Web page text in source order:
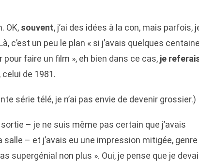
OK, souvent, j’ai des idées à la con, mais parfois,
c’est un peu le plan « si j’avais quelques
pour faire un film », eh bien dans ce cas, je
celui de 1981.
série télé, je n’ai pas envie de devenir grossier.)
– je ne suis même pas certain que j’avais
salle – et j’avais eu une impression mitigée, genre
supergénial non plus ». Oui, je pense que je